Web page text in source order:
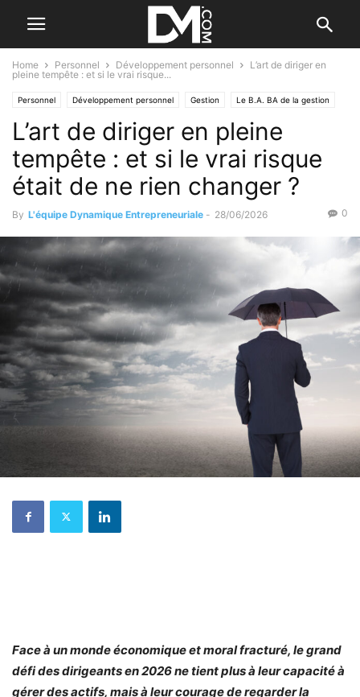
Home Personnel Développement personnel
L’art de diriger en
pleine tempête : et si le vrai risque...
Personnel Développement personnel Gestion Le B.A. BA de la gestion
Les difficultés Management
L’art de diriger en pleine
tempête : et si le vrai risque
était de ne rien changer ?
By L'équipe Dynamique Entrepreneuriale - 28/06/2026 0
Face à un monde économique et moral fracturé, le grand
défi des dirigeants en 2026 ne tient plus à leur capacité à
gérer des actifs, mais à leur courage de regarder la